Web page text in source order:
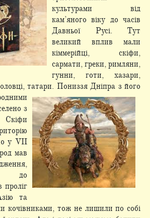
культурами від
кам’яного віку до часів
Давньої Русі. Тут
великий вплив мали
кіммерійці, скіфи,
сармати, греки, римляни,
гунни, готи, хазари,
татари. ПониззяДніпра з його
з
у VII
мав
до
проліг
та
кочівниками, тож не лишили по собі